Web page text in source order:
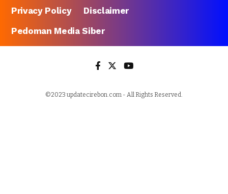
Privacy Policy
Disclaimer
Pedoman Media Siber
©2023 updatecirebon.com - All Rights Reserved.